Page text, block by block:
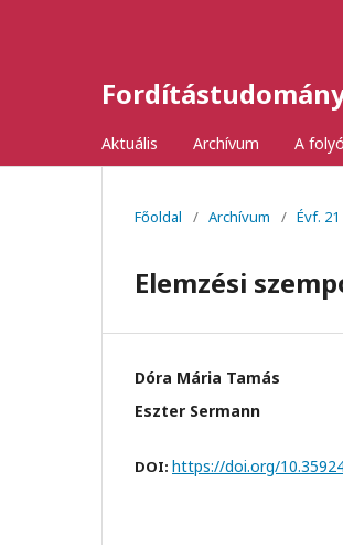
Aktuális Archívum A
Főoldal / Archívum / Évf.
Elemzési
Dóra Mária Tamás
Eszter Sermann
DOI: https://doi.org/